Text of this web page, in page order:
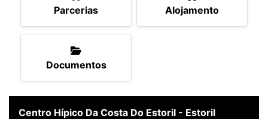
Parcerias Alojamento
Documentos
Centro Hípico Da Costa Do Estoril - Estoril